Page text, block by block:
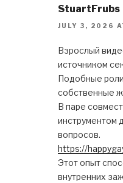
StuartFrubs
JULY 3, 2026
Взрослый
источником
Подобные
собственные
В паре
инструментом
вопросов.
https://
Этот опыт
внутренних